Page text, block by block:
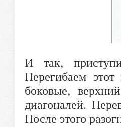
И так,
Перегибаем
боковые,
диагоналей.
После этого